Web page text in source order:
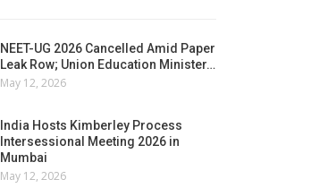
NEET-UG 2026 Cancelled Amid Paper
Leak Row; Union Education Minister…
May 12, 2026
India Hosts Kimberley Process
Intersessional Meeting 2026 in
Mumbai
May 12, 2026